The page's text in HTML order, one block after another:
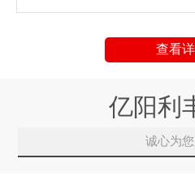
带和链
件上，
查看
亿阳利
诚心为